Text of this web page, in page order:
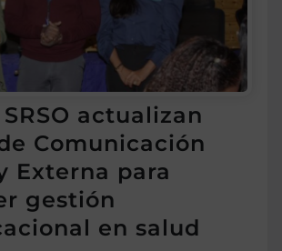
SRSO actualizan
Comunicación
Externa para
gestión
en salud